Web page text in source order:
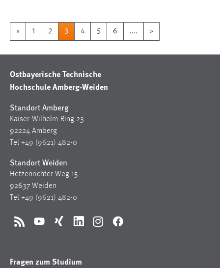
« 1 2 3 4 5 6 .... »
Ostbayerische Technische
Hochschule Amberg-Weiden
Standort Amberg
Kaiser-Wilhelm-Ring 23
92224 Amberg
Tel +49 (9621) 482-0
Standort Weiden
Hetzenrichter Weg 15
92637 Weiden
Tel +49 (9621) 482-0
RSS YouTubeXing LinkedInInstagramFacebook
Fragen zum Studium